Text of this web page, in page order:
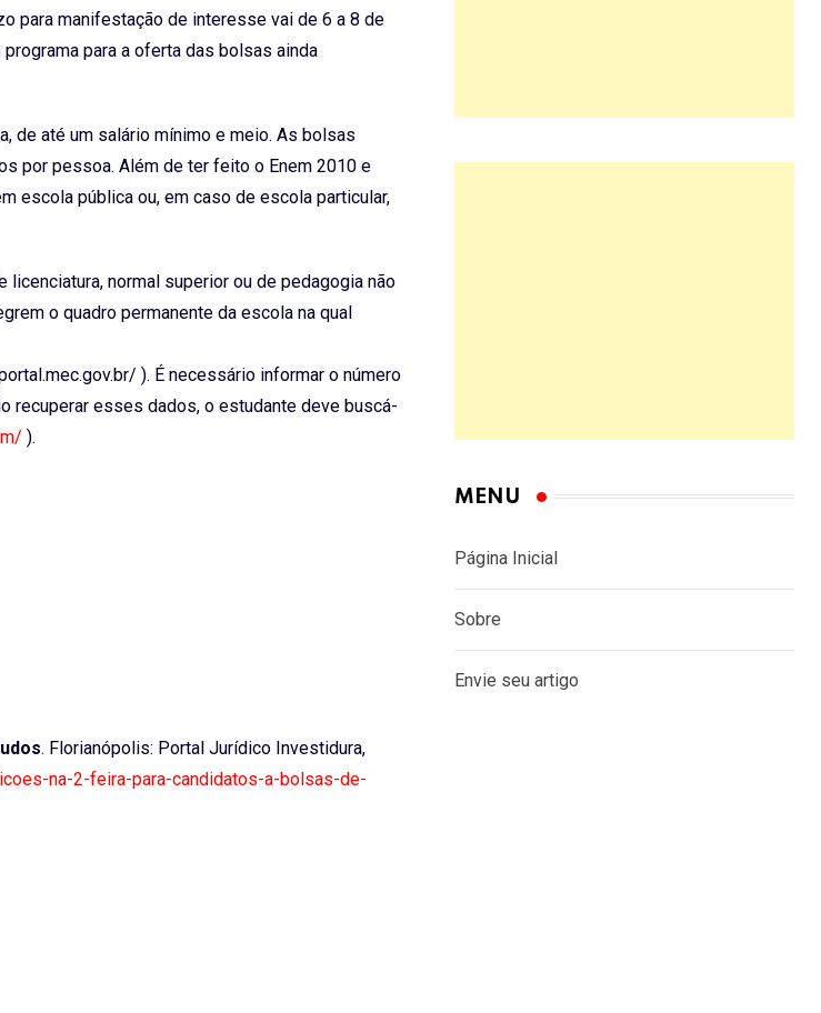
para manifestação de interesse vai de 6 a 8 de
para a oferta das bolsas ainda
de até um salário mínimo e meio. As bolsas
por pessoa. Além de ter feito o Enem 2010 e
escola pública ou, em caso de escola particular,
normal superior ou de pedagogia não
o quadro permanente da escola na qual
). É necessário informar o número
recuperar esses dados, o estudante deve buscá-
).
. Florianópolis: Portal Jurídico Investidura,
na-2-feira-para-candidatos-a-bolsas-de-
MENU
Página Inicial
Sobre
Envie seu artigo